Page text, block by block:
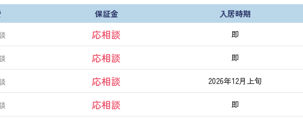
保証金 入居時期
応相談 即
応相談 即
応相談 2026年12月上旬
応相談 即